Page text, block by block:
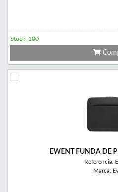
Stock: 100
EWENT FUNDA DE
Referencia:
Marca: